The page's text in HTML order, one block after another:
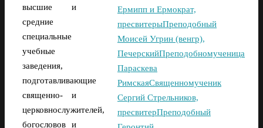
высшие и
средние
специальные
учебные
заведения,
подготавливающие
священно- и
церковнослужителей,
богословов и
Ермипп и Ермократ,
пресвитерыПреподобный
Моисей Угрин (венгр),
ПечерскийПреподобномученица
Параскева
РимскаяСвященномученик
Сергий Стрельников,
пресвитерПреподобный